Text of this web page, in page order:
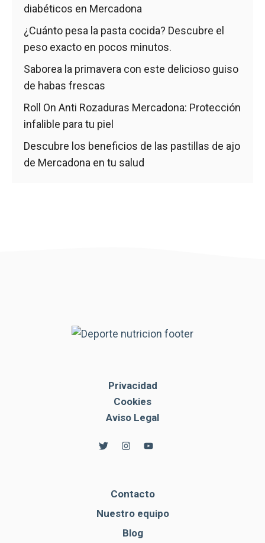
diabéticos en Mercadona
¿Cuánto pesa la pasta cocida? Descubre el
peso exacto en pocos minutos.
Saborea la primavera con este delicioso guiso
de habas frescas
Roll On Anti Rozaduras Mercadona: Protección
infalible para tu piel
Descubre los beneficios de las pastillas de ajo
de Mercadona en tu salud
Privacidad
Cookies
Aviso Legal
Contacto
Nuestro equipo
Blog